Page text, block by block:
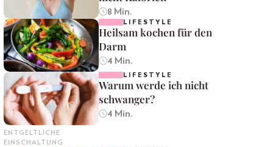
8 Min.
LIFESTYLE
Heilsam kochen für den
Darm
4 Min.
ENTGELTLICHE
EINSCHALTUNG
LIFESTYLE
Warum werde ich nicht
schwanger?
4 Min.